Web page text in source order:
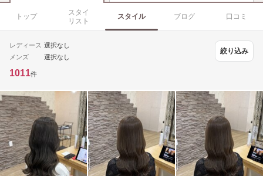
トップ
スタイ
リスト
スタイル ブログ 口コミ
レディース 選択なし
メンズ
選択なし
絞り込み
1011件